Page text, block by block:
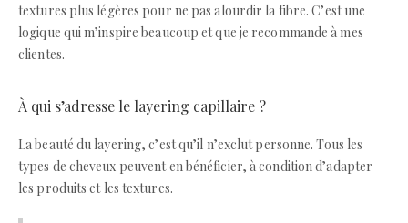
textures plus légères pour ne pas alourdir la fibre. C’est une
logique qui m’inspire beaucoup et que je recommande à mes
clientes.
À qui s’adresse le layering capillaire ?
La beauté du layering, c’est qu’il n’exclut personne. Tous les
types de cheveux peuvent en bénéficier, à condition d’adapter
les produits et les textures.